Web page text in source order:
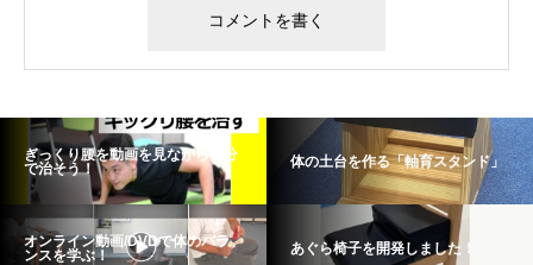
ぎっくり腰を動画を見ながら自分
で治そう！
体の土台を作る「軸育スタンド」
オンライン動画/DVDで体のバラ
ンスを学ぶ！
あぐら椅子を開発しました！